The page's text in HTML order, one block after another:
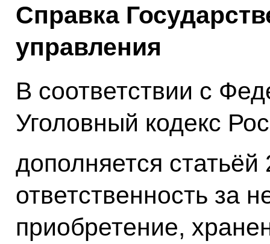
Справка
управления
В соответствии с
Уголовный кодекс
дополняется статьёй
ответственность за
приобретение,